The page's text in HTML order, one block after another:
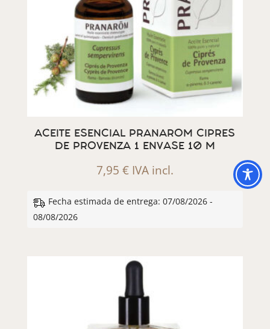
ACEITE ESENCIAL PRANAROM CIPRES
DE PROVENZA 1 ENVASE 10 M
7,95 € IVA incl.
Fecha estimada de entrega: 07/08/2026 -
08/08/2026